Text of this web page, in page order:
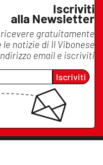
Iscriviti
alla Newsletter
ricevere gratuitamente
le notizie di Il Vibonese
email e iscriviti
Iscriviti